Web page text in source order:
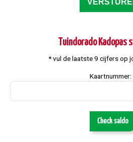
Tuindorado Kadopas
* vul de laatste 9 cijfers op
Kaartnummer:
Check saldo